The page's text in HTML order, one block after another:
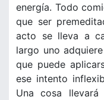
energía. Todo
que ser
acto se lleva a
largo uno
que puede
ese intento
Una cosa